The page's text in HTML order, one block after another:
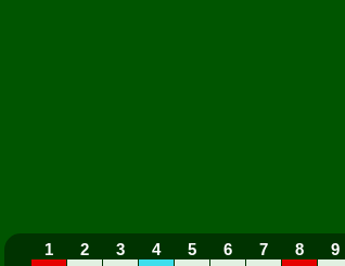
1 2 3 4 5 6 7 8 9